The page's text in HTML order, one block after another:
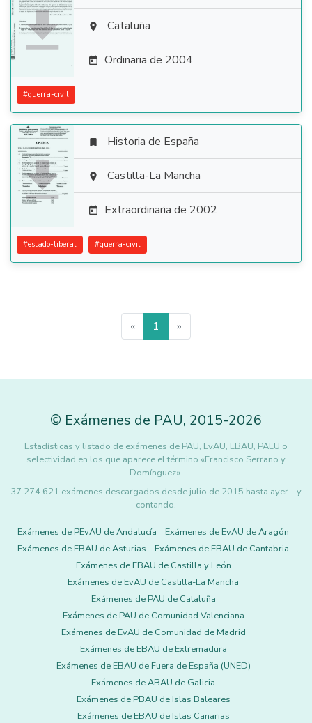
  Cataluña
 Ordinaria de 2004
#guerra-civil

 Historia de España
 Castilla-La Mancha
 Extraordinaria de 2002
#estado-liberal #guerra-civil
« 1 »
© Exámenes de PAU, 2015-2026
Estadísticas y listado de exámenes de PAU, EvAU, EBAU, PAEU o
selectividad en los que aparece el término «Francisco Serrano y
Domínguez».
37.274.621 exámenes descargados desde julio de 2015 hasta ayer... y
contando.
Exámenes de PEvAU de Andalucía
Exámenes de EvAU de Aragón
Exámenes de EBAU de Asturias
Exámenes de EBAU de Cantabria
Exámenes de EBAU de Castilla y León
Exámenes de EvAU de Castilla-La Mancha
Exámenes de PAU de Cataluña
Exámenes de PAU de Comunidad Valenciana
Exámenes de EvAU de Comunidad de Madrid
Exámenes de EBAU de Extremadura
Exámenes de EBAU de Fuera de España (UNED)
Exámenes de ABAU de Galicia
Exámenes de PBAU de Islas Baleares
Exámenes de EBAU de Islas Canarias